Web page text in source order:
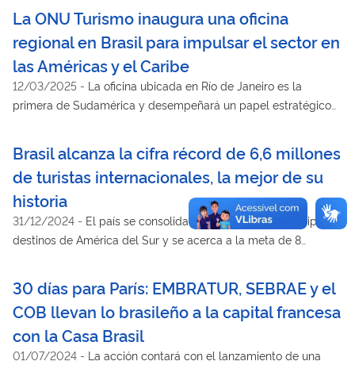
La ONU Turismo inaugura una oficina
regional en Brasil para impulsar el sector en
las Américas y el Caribe
12/03/2025 - La oficina ubicada en Río de Janeiro es la
primera de Sudamérica y desempeñará un papel estratégico
Brasil alcanza la cifra récord de 6,6 millones
de turistas internacionales, la mejor de su
historia
31/12/2024 - El país se consolida como uno de los principales
destinos de América del Sur y se acerca a la meta de 8
30 días para París: EMBRATUR, SEBRAE y el
COB llevan lo brasileño a la capital francesa
con la Casa Brasil
01/07/2024 - La acción contará con el lanzamiento de una